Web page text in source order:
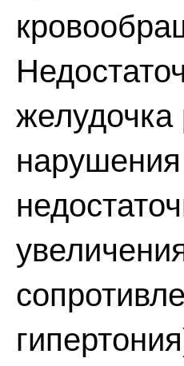
желудочка